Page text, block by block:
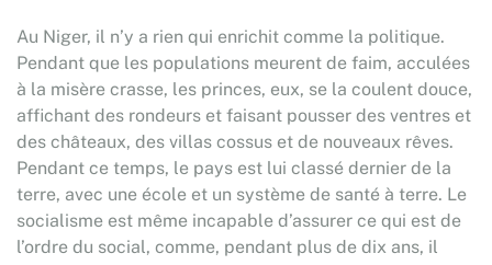
Au Niger, il n’y a rien qui enrichit comme la politique.
Pendant que les populations meurent de faim, acculées
à la misère crasse, les princes, eux, se la coulent douce,
affichant des rondeurs et faisant pousser des ventres et
des châteaux, des villas cossus et de nouveaux rêves.
Pendant ce temps, le pays est lui classé dernier de la
terre, avec une école et un système de santé à terre. Le
socialisme est même incapable d’assurer ce qui est de
l’ordre du social, comme, pendant plus de dix ans, il